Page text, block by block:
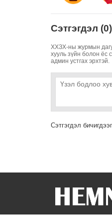
Сэтгэгдэл (0)
ХХЗХ-ны журмын
хууль зүйн болон ёс
админ устгах эрхтэй.
Сэтгэгдэл